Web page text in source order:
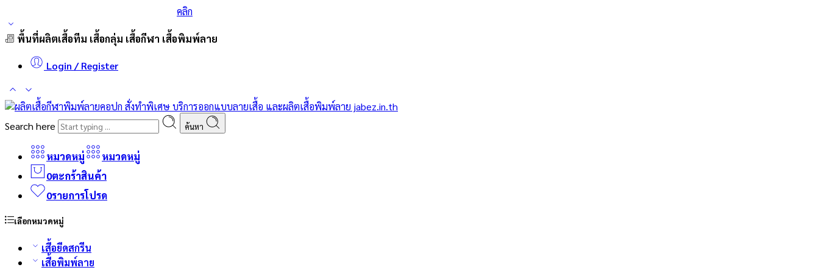
คลิก
พื้นที่ผลิตเสื้อทีม เสื้อกลุ่ม เสื้อกีฬา เสื้อพิมพ์ลาย
Login / Register
Search here ค้นหา
หมวดหมู่
หมวดหมู่
0ตะกร้าสินค้า
0รายการโปรด
เลือกหมวดหมู่
เสื้อยืดสกรีน
เสื้อพิมพ์ลาย